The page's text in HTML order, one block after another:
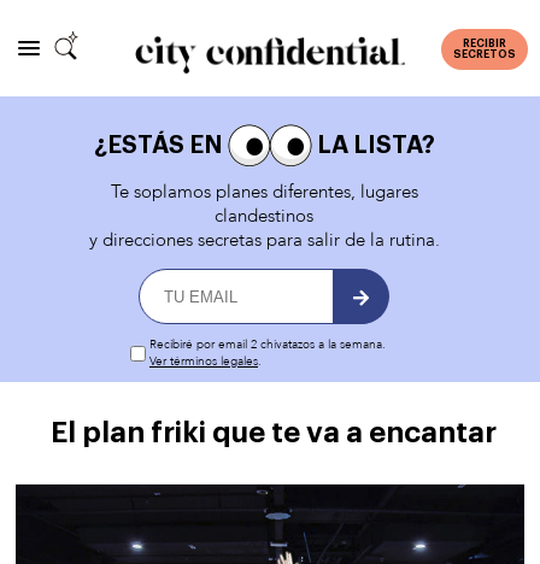
RECIBIR
SECRETOS
¿ESTÁS EN
LA LISTA?
Te soplamos planes diferentes, lugares
clandestinos
y direcciones secretas para salir de la rutina.
Recibiré por email 2 chivatazos a la semana.
Ver términos legales.
El plan friki que te va a encantar